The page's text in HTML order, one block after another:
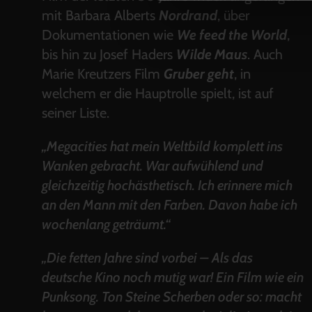
mit Barbara Alberts Nordrand, über
Dokumentationen wie We feed the World,
bis hin zu Josef Haders Wilde Maus. Auch
Marie Kreutzers Film Gruber geht, in
welchem er die Hauptrolle spielt, ist auf
seiner Liste.
„Megacities hat mein Weltbild komplett ins
Wanken gebracht. War aufwühlend und
gleichzeitig hochästhetisch. Ich erinnere mich
an den Mann mit den Farben. Davon habe ich
wochenlang geträumt.“
„Die fetten Jahre sind vorbei – Als das
deutsche Kino noch mutig war! Ein Film wie ein
Punksong. Ton Steine Scherben oder so: macht